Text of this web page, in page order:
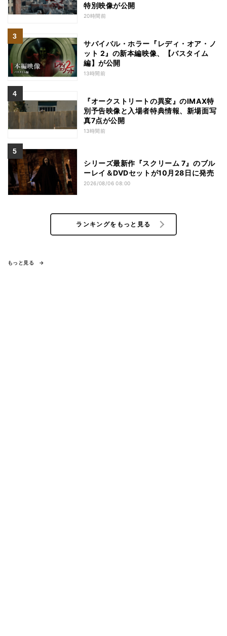
特別映像が公開
20時間前
サバイバル・ホラー『レディ・オア・ノ
ット 2』の新本編映像、【バスタイム
編】が公開
13時間前
『オークストリートの異変』のIMAX特
別予告映像と入場者特典情報、新場面写
真7点が公開
13時間前
シリーズ最新作『スクリーム 7』のブル
ーレイ＆DVDセットが10月28日に発売
2026/08/06 08:00
ランキングをもっと見る
もっと見る